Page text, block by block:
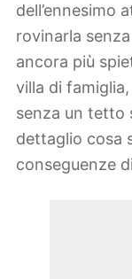
dell’ennesimo
rovinarla
ancora più
villa di
senza un tetto
dettaglio cosa
conseguenze